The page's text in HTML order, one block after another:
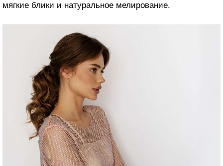
мягкие блики и натуральное мелирование.